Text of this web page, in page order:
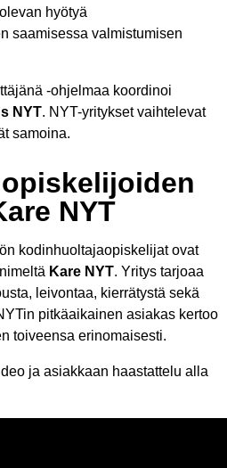
hyötyä
saamisessa valmistumisen
-ohjelmaa koordinoi
NYT. NYT-yritykset vaihtelevat
samoina.
NYT
kodinhuoltajaopiskelijat ovat
Kare NYT. Yritys tarjoaa
leivontaa, kierrätystä sekä
pitkäaikainen asiakas kertoo
toiveensa erinomaisesti.
ja asiakkaan haastattelu alla